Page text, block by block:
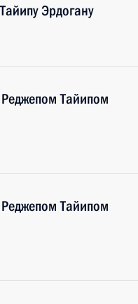
Эрдогану
Тайипом
Тайипом